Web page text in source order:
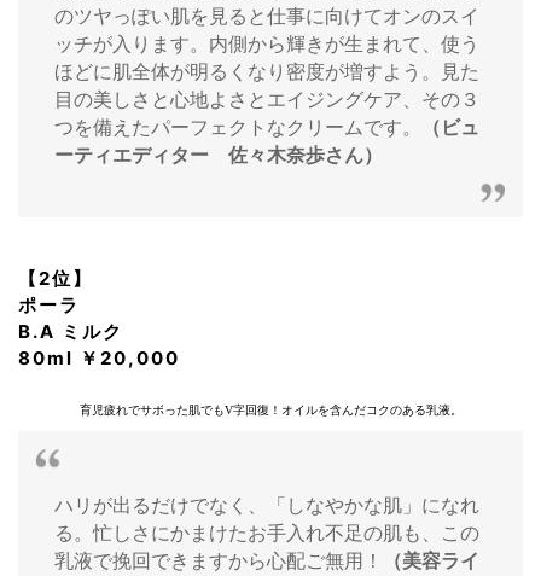
のツヤっぽい肌を見ると仕事に向けてオンのスイ
ッチが入ります。内側から輝きが生まれて、使う
ほどに肌全体が明るくなり密度が増すよう。見た
目の美しさと心地よさとエイジングケア、その３
つを備えたパーフェクトなクリームです。
（ビュ
ーティエディター 佐々木奈歩さん）
【2位】
ポーラ
B.A ミルク
80ml ￥20,000
育児疲れでサボった肌でもV字回復！オイルを含んだコクのある乳液。
ハリが出るだけでなく、「しなやかな肌」になれ
る。忙しさにかまけたお手入れ不足の肌も、この
乳液で挽回できますから心配ご無用！
（美容ライ